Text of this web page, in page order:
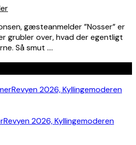
gæsteanmelder ”Nosser” er
grubler over, hvad der egentligt
Så smut ….
2026, Kyllingemoderen